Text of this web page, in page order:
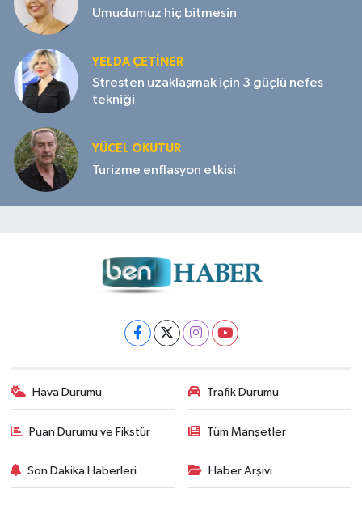
Umudumuz hiç bitmesin
YELDA ÇETİNER
Stresten uzaklaşmak için 3 güçlü nefes
tekniği
YÜCEL OKUTUR
Turizme enflasyon etkisi
Hava Durumu Trafik Durumu
Puan Durumu ve Fikstür Tüm Manşetler
Son Dakika Haberleri Haber Arşivi